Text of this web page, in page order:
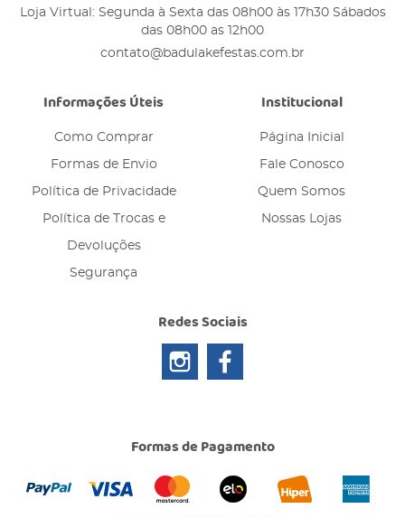
Loja Virtual: Segunda à Sexta das 08h00 às 17h30 Sábados
das 08h00 as 12h00
contato@badulakefestas.com.br
Informações Úteis
Como Comprar
Formas de Envio
Política de Privacidade
Política de Trocas e
Devoluções
Segurança
Institucional
Página Inicial
Fale Conosco
Quem Somos
Nossas Lojas
Redes Sociais
Formas de Pagamento